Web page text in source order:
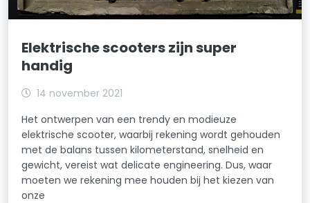
Elektrische scooters zijn super
handig
14 november 2021
Het ontwerpen van een trendy en modieuze
elektrische scooter, waarbij rekening wordt gehouden
met de balans tussen kilometerstand, snelheid en
gewicht, vereist wat delicate engineering. Dus, waar
moeten we rekening mee houden bij het kiezen van
onze